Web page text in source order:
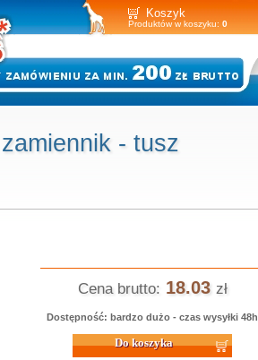
Koszyk
Produktów w koszyku: 0
- tusz
Cena brutto: 18.03 zł
Dostępność: bardzo dużo - czas wysyłki 48h
Do koszyka